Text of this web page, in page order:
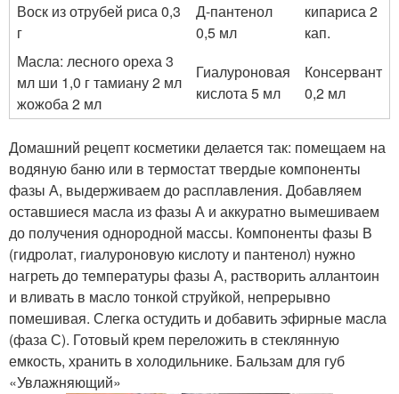
Воск из отрубей риса 0,3
г
Д-пантенол
0,5 мл
кипариса 2
кап.
Масла: лесного ореха 3
мл ши 1,0 г тамиану 2 мл
жожоба 2 мл
Гиалуроновая
кислота 5 мл
Консервант
0,2 мл
Домашний рецепт косметики делается так: помещаем на
водяную баню или в термостат твердые компоненты
фазы А, выдерживаем до расплавления. Добавляем
оставшиеся масла из фазы А и аккуратно вымешиваем
до получения однородной массы. Компоненты фазы В
(гидролат, гиалуроновую кислоту и пантенол) нужно
нагреть до температуры фазы А, растворить аллантоин
и вливать в масло тонкой струйкой, непрерывно
помешивая. Слегка остудить и добавить эфирные масла
(фаза С). Готовый крем переложить в стеклянную
емкость, хранить в холодильнике. Бальзам для губ
«Увлажняющий»